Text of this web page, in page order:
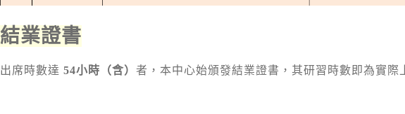
結業證書
出席時數達 54小時（含） 者，本中心始頒發結業證書，其研習時數即為實